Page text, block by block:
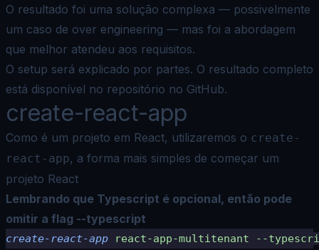
O resultado foi uma solução complexa — possivelmente
um caso de over engineering — mas foi a abordagem
que melhor atendeu aos requisitos.
O setup será explicado por partes. O resultado completo
está disponível no repositório no GitHub.
create-react-app
Como é um projeto em React, utilizaremos o create-
react-app, a forma mais simples de começar um
projeto React
Lembrando que Typescript é opcional, então pode
omitir a flag --typescript
create-react-app react-app-multitenant --